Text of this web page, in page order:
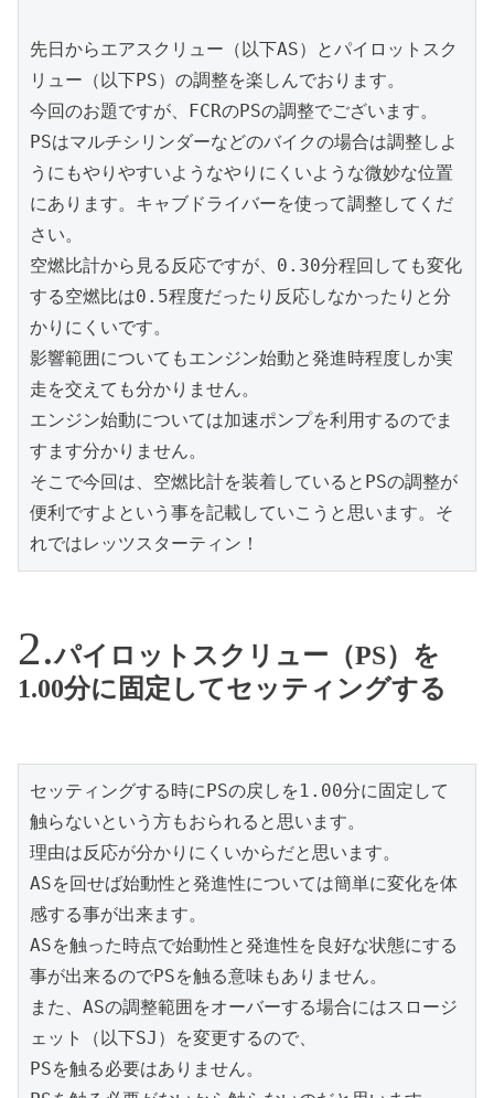
先日からエアスクリュー（以下AS）とパイロットスク
リュー（以下PS）の調整を楽しんでおります。
今回のお題ですが、FCRのPSの調整でございます。
PSはマルチシリンダーなどのバイクの場合は調整しよ
うにもやりやすいようなやりにくいような微妙な位置
にあります。キャブドライバーを使って調整してくだ
さい。
空燃比計から見る反応ですが、0.30分程回しても変化
する空燃比は0.5程度だったり反応しなかったりと分
かりにくいです。
影響範囲についてもエンジン始動と発進時程度しか実
走を交えても分かりません。
エンジン始動については加速ポンプを利用するのでま
すます分かりません。
そこで今回は、空燃比計を装着しているとPSの調整が
便利ですよという事を記載していこうと思います。そ
れではレッツスターティン！
パイロットスクリュー（PS）を
1.00分に固定してセッティングする
セッティングする時にPSの戻しを1.00分に固定して
触らないという方もおられると思います。
理由は反応が分かりにくいからだと思います。
ASを回せば始動性と発進性については簡単に変化を体
感する事が出来ます。
ASを触った時点で始動性と発進性を良好な状態にする
事が出来るのでPSを触る意味もありません。
また、ASの調整範囲をオーバーする場合にはスロージ
ェット（以下SJ）を変更するので、
PSを触る必要はありません。